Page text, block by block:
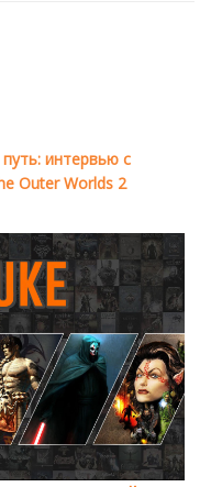
интервью с
Outer Worlds 2